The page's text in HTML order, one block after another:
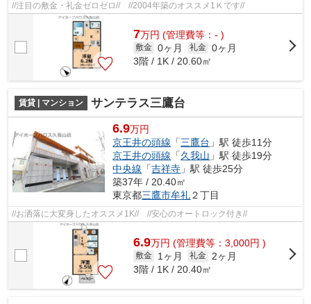
//注目の敷金・礼金ゼロゼロ// //2004年築のオススメ1Ｋです//
7万円 (管理費等：- )
敷金 0ヶ月 礼金 0ヶ月
3階 / 1K / 20.60㎡
賃貸 | マンション サンテラス三鷹台
6.9万円
京王井の頭線 「三鷹台 」駅 徒歩11分
京王井の頭線 「久我山 」駅 徒歩19分
中央線 「吉祥寺 」駅 徒歩25分
築37年 / 20.40㎡
東京都三鷹市牟礼２丁目
//お洒落に大変身したオススメ1K// //安心のオートロック付き//
6.9万円 (管理費等：3,000円 )
敷金 1ヶ月 礼金
2ヶ月
3階 / 1K / 20.40㎡